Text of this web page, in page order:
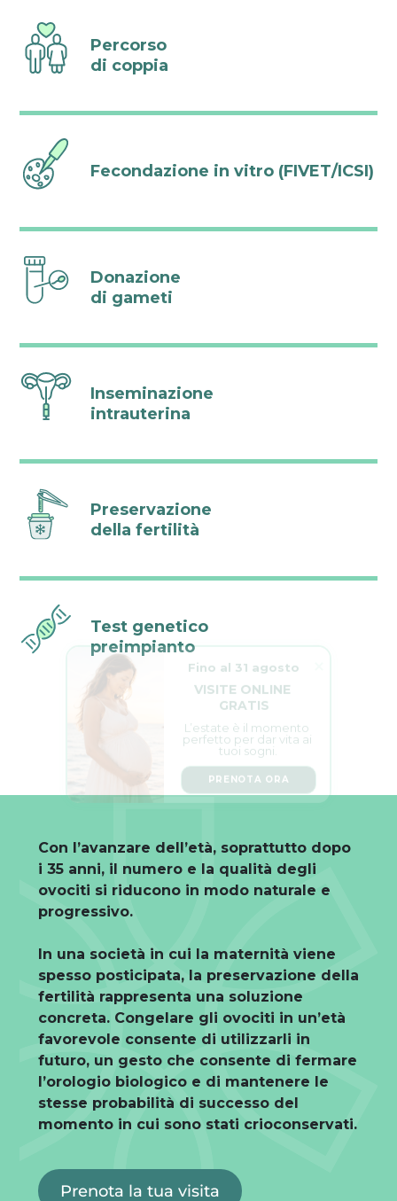
Percorso
di coppia
Fecondazione in vitro (FIVET/ICSI)
Donazione
di gameti
Inseminazione
intrauterina
Preservazione
della fertilità
Test genetico
preimpianto
Con l’avanzare dell’età, soprattutto dopo
i 35 anni, il numero e la qualità degli
ovociti si riducono in modo naturale e
progressivo.
In una società in cui la maternità viene
spesso posticipata, la preservazione della
fertilità rappresenta una soluzione
concreta. Congelare gli ovociti in un’età
favorevole consente di utilizzarli in
futuro, un gesto che consente di fermare
l’orologio biologico e di mantenere le
stesse probabilità di successo del
momento in cui sono stati crioconservati.
Prenota la tua visita
VISITE ONLINE
GRATIS
L’estate è il momento
perfetto per dar vita ai
tuoi sogni.
PRENOTA ORA
Fino al 31 agosto